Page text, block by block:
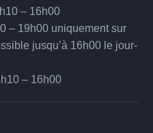
– 16h00
– 19h00 uniquement sur
jusqu’à 16h00 le jour-
– 16h00